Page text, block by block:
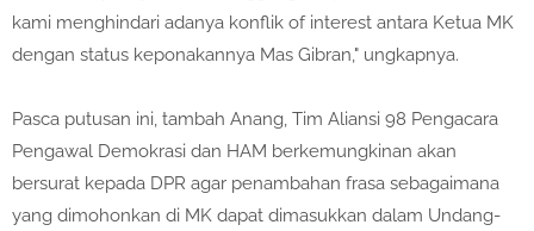
kami menghindari adanya konflik of interest antara Ketua MK
dengan status keponakannya Mas Gibran," ungkapnya.
Pasca putusan ini, tambah Anang, Tim Aliansi 98 Pengacara
Pengawal Demokrasi dan HAM berkemungkinan akan
bersurat kepada DPR agar penambahan frasa sebagaimana
yang dimohonkan di MK dapat dimasukkan dalam Undang-